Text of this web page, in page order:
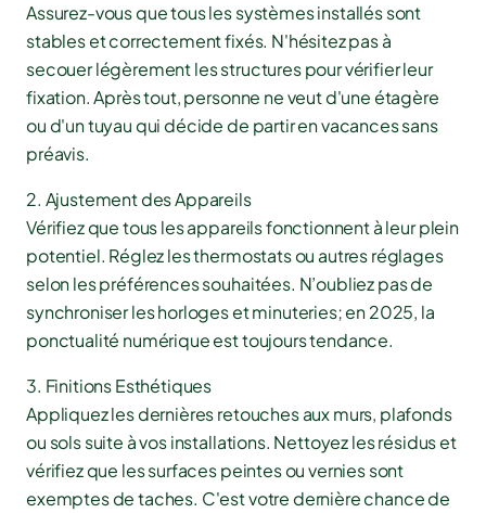
Assurez-vous que tous les systèmes installés sont
stables et correctement fixés. N'hésitez pas à
secouer légèrement les structures pour vérifier leur
fixation. Après tout, personne ne veut d'une étagère
ou d'un tuyau qui décide de partir en vacances sans
préavis.
2. Ajustement des Appareils
Vérifiez que tous les appareils fonctionnent à leur plein
potentiel. Réglez les thermostats ou autres réglages
selon les préférences souhaitées. N’oubliez pas de
synchroniser les horloges et minuteries; en 2025, la
ponctualité numérique est toujours tendance.
3. Finitions Esthétiques
Appliquez les dernières retouches aux murs, plafonds
ou sols suite à vos installations. Nettoyez les résidus et
vérifiez que les surfaces peintes ou vernies sont
exemptes de taches. C'est votre dernière chance de